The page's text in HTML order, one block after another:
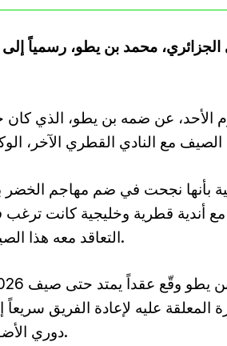
محمد بن يطو، رسمياً إلى
الأحد، عن ضمه بن يطو، الذي كان
بأنها نجحت في ضم مهاجم الخضر
أندية قطرية وخليجية كانت
التعاقد معه هذا الصيف.
المعلقة عليه لإعادة الفريق سريعاً
دوري الأضواء.